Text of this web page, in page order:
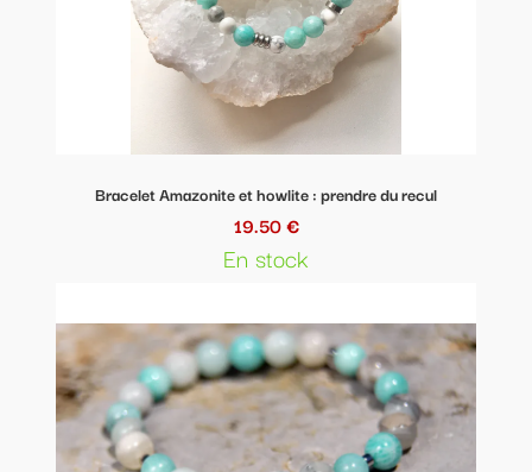
Bracelet Amazonite et howlite : prendre du recul
19.50 €
En stock